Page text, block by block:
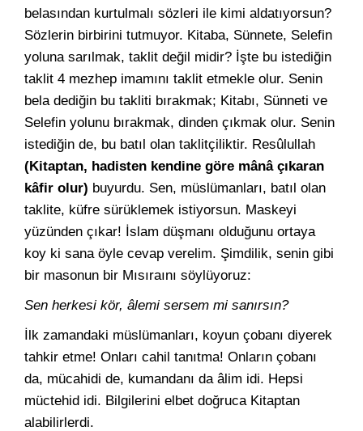
belasından kurtulmalı sözleri ile kimi aldatıyorsun?
Sözlerin birbirini tutmuyor. Kitaba, Sünnete, Selefin
yoluna sarılmak, taklit değil midir? İşte bu istediğin
taklit 4 mezhep imamını taklit etmekle olur. Senin
bela dediğin bu takliti bırakmak; Kitabı, Sünneti ve
Selefin yolunu bırakmak, dinden çıkmak olur. Senin
istediğin de, bu batıl olan taklitçiliktir. Resûlullah
(Kitaptan, hadisten kendine göre mânâ çıkaran
kâfir olur) buyurdu. Sen, müslümanları, batıl olan
taklite, küfre sürüklemek istiyorsun. Maskeyi
yüzünden çıkar! İslam düşmanı olduğunu ortaya
koy ki sana öyle cevap verelim. Şimdilik, senin gibi
bir masonun bir Mısıraını söylüyoruz:
Sen herkesi kör, âlemi sersem mi sanırsın?
İlk zamandaki müslümanları, koyun çobanı diyerek
tahkir etme! Onları cahil tanıtma! Onların çobanı
da, mücahidi de, kumandanı da âlim idi. Hepsi
müctehid idi. Bilgilerini elbet doğruca Kitaptan
alabilirlerdi.